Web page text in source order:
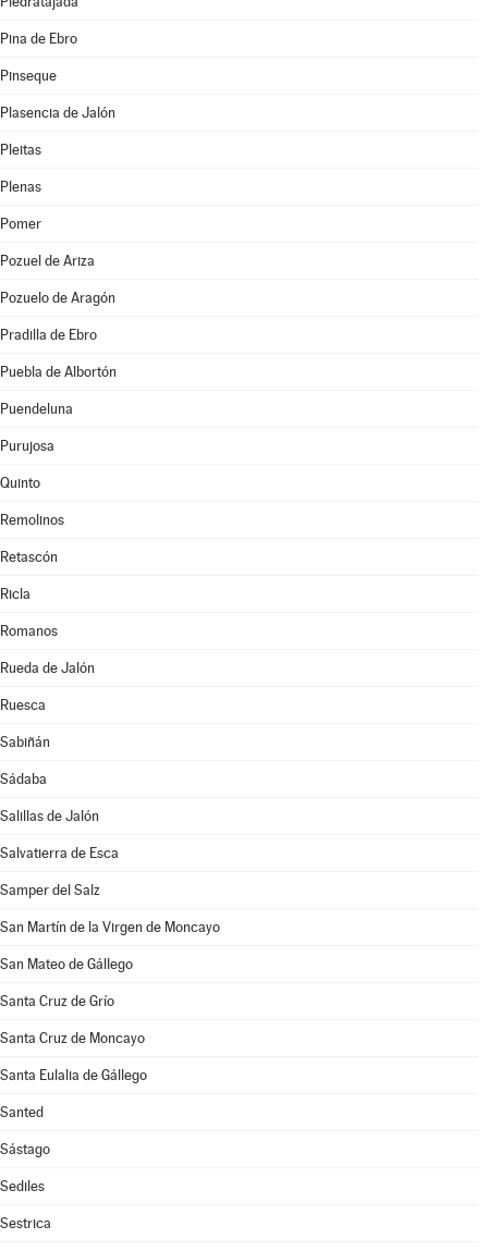
Pina de Ebro
Pinseque
Plasencia de Jalón
Pleitas
Plenas
Pomer
Pozuel de Ariza
Pozuelo de Aragón
Pradilla de Ebro
Puebla de Albortón
Puendeluna
Purujosa
Quinto
Remolinos
Retascón
Ricla
Romanos
Rueda de Jalón
Ruesca
Sabiñán
Sádaba
Salillas de Jalón
Salvatierra de Esca
Samper del Salz
San Martín de la Virgen de Moncayo
San Mateo de Gállego
Santa Cruz de Grío
Santa Cruz de Moncayo
Santa Eulalia de Gállego
Santed
Sástago
Sediles
Sestrica